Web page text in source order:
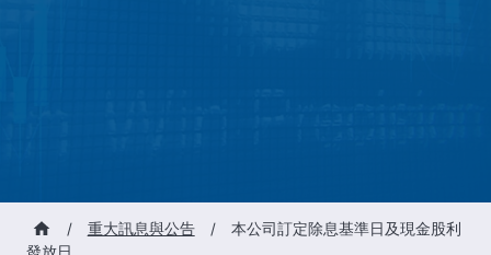
/ 重大訊息與公告 /
本公司訂定除息基準日及現金股利
發放日